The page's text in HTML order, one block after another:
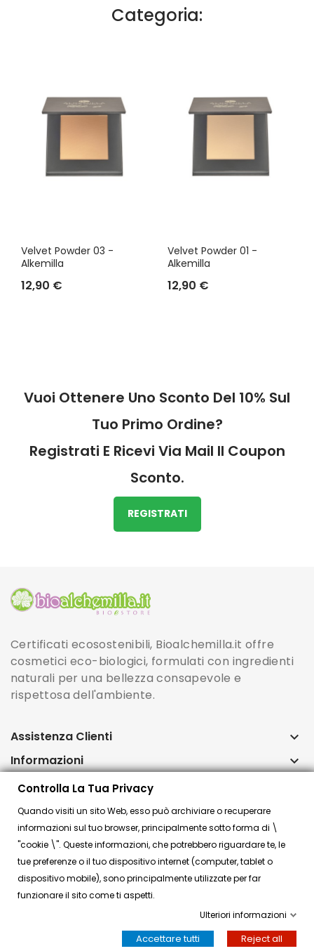
Categoria:
Velvet Powder 03 -
Alkemilla
12,90 €
Velvet Powder 01 -
Alkemilla
12,90 €
Vuoi Ottenere Uno Sconto Del 10% Sul
Tuo Primo Ordine?
Registrati E Ricevi Via Mail Il Coupon
Sconto.
REGISTRATI
Certificati ecosostenibili, Bioalchemilla.it offre
cosmetici eco-biologici, formulati con ingredienti
naturali per una bellezza consapevole e
rispettosa dell'ambiente.
Assistenza Clienti keyboard_arrow_down
Informazioni keyboard_arrow_down
Account
Controlla la tua privacy
© 2024 Bioalchemilla.it Bio Shop online | P.IVA
03119540734
Controlla La Tua Privacy
Quando visiti un sito Web, esso può archiviare o recuperare
informazioni sul tuo browser, principalmente sotto forma di \
"cookie \". Queste informazioni, che potrebbero riguardare te, le
tue preferenze o il tuo dispositivo internet (computer, tablet o
dispositivo mobile), sono principalmente utilizzate per far
funzionare il sito come ti aspetti.
Ulteriori informazioni
Accettare tutti Reject all